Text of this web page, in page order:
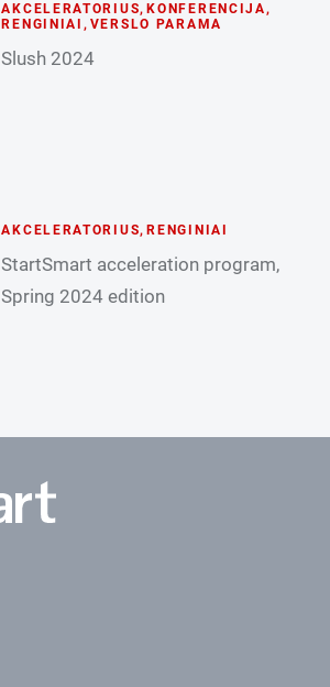
AKCELERATORIUS, KONFERENCIJA,
RENGINIAI , VERSLO PARAMA
Slush 2024
AKCELERATORIUS, RENGINIAI
StartSmart acceleration program,
Spring 2024 edition